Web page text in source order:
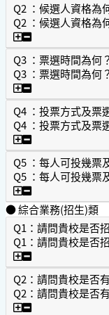
Q2 ：候選人資格為
Q2 ：候選人資格為
Q2 ：候選人資格
Q3 ：票選時間為何？
Q3 ：票選時間為何？
Q3 ：票選時間為
Q4 ：投票方式及票
Q4 ：投票方式及票
Q4 ：投票方式
Q5 ：每人可投幾票
Q5 ：每人可投幾票
Q5 ：每人可投
● 綜合業務(招生)類
Q1：請問貴校是否
Q1：請問貴校是否
Q1：請問貴校是
Q2：請問貴校是否
Q2：請問貴校是否
Q2：請問貴校